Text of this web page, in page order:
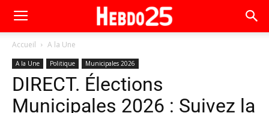
Accueil A la Une
A la Une Politique Municipales 2026
DIRECT. Élections
Municipales 2026 : Suivez la